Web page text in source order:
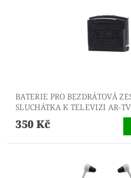
BATERIE PRO BEZDRÁTOVÁ
SLUCHÁTKA K TELEVIZI AR-TV
350 Kč